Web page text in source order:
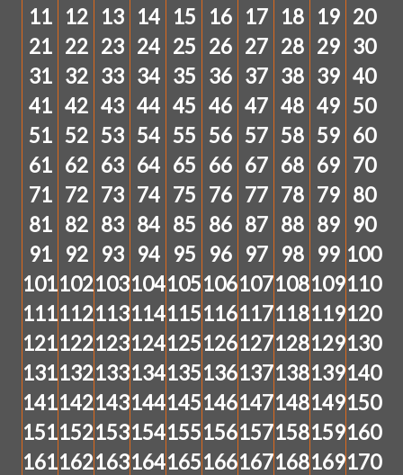
11
12 13 14 15 16 17 18 19 20
21 22 23 24 25 26 27 28 29 30
31 32 33 34 35 36 37 38 39 40
41 42 43 44 45 46 47 48 49 50
51 52 53 54 55 56 57 58 59 60
61 62 63 64 65 66 67 68 69 70
71 72 73 74 75 76 77 78 79 80
81 82 83 84 85 86 87 88 89
90
91
92 93 94 95 96 97 98 99 100
101102103104105106107108109110
111112113114115116117118119120
121122123124125126127128129130
131132133134135136137138139140
141142143144145146147148149150
151152153154155156157158159160
161162163164165166167168169170